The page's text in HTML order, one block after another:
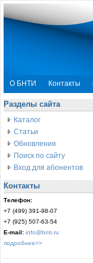
О БНТИ Контакты
Разделы сайта
Каталог
Статьи
Обновления
Поиск по сайту
Вход для абонентов
Контакты
Телефон:
+7 (499) 391-98-07
+7 (925) 507-63-54
E-mail: info@bnti.ru
подробнее>>